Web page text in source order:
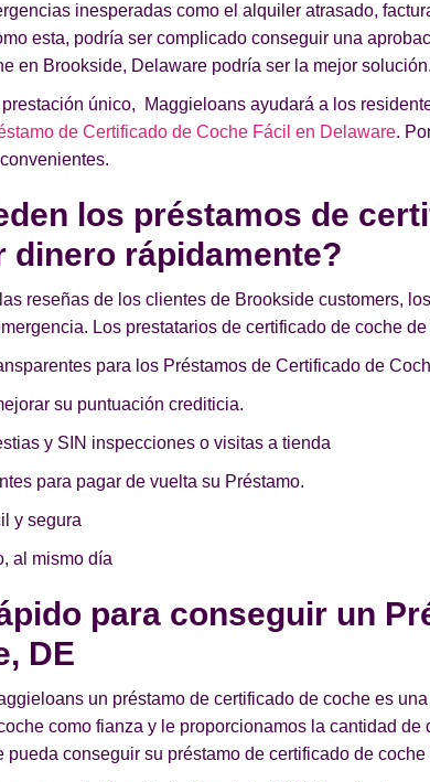
inesperadas como el alquiler atrasado,
esta, podría ser complicado conseguir una
en Brookside, Delaware podría ser la mejor solución.
único, Maggieloans ayudará a los
de Certificado de Coche Fácil en Delaware.
los préstamos de
dinero rápidamente?
reseñas de los clientes de Brookside customers,
Los prestatarios de certificado de coche
para los Préstamos de Certificado de
su puntuación crediticia.
y SIN inspecciones o visitas a tienda
para pagar de vuelta su Préstamo.
y segura
al mismo día
para conseguir un
DE
un préstamo de certificado de coche es
como fianza y le proporcionamos la cantidad
pueda conseguir su préstamo de certificado de